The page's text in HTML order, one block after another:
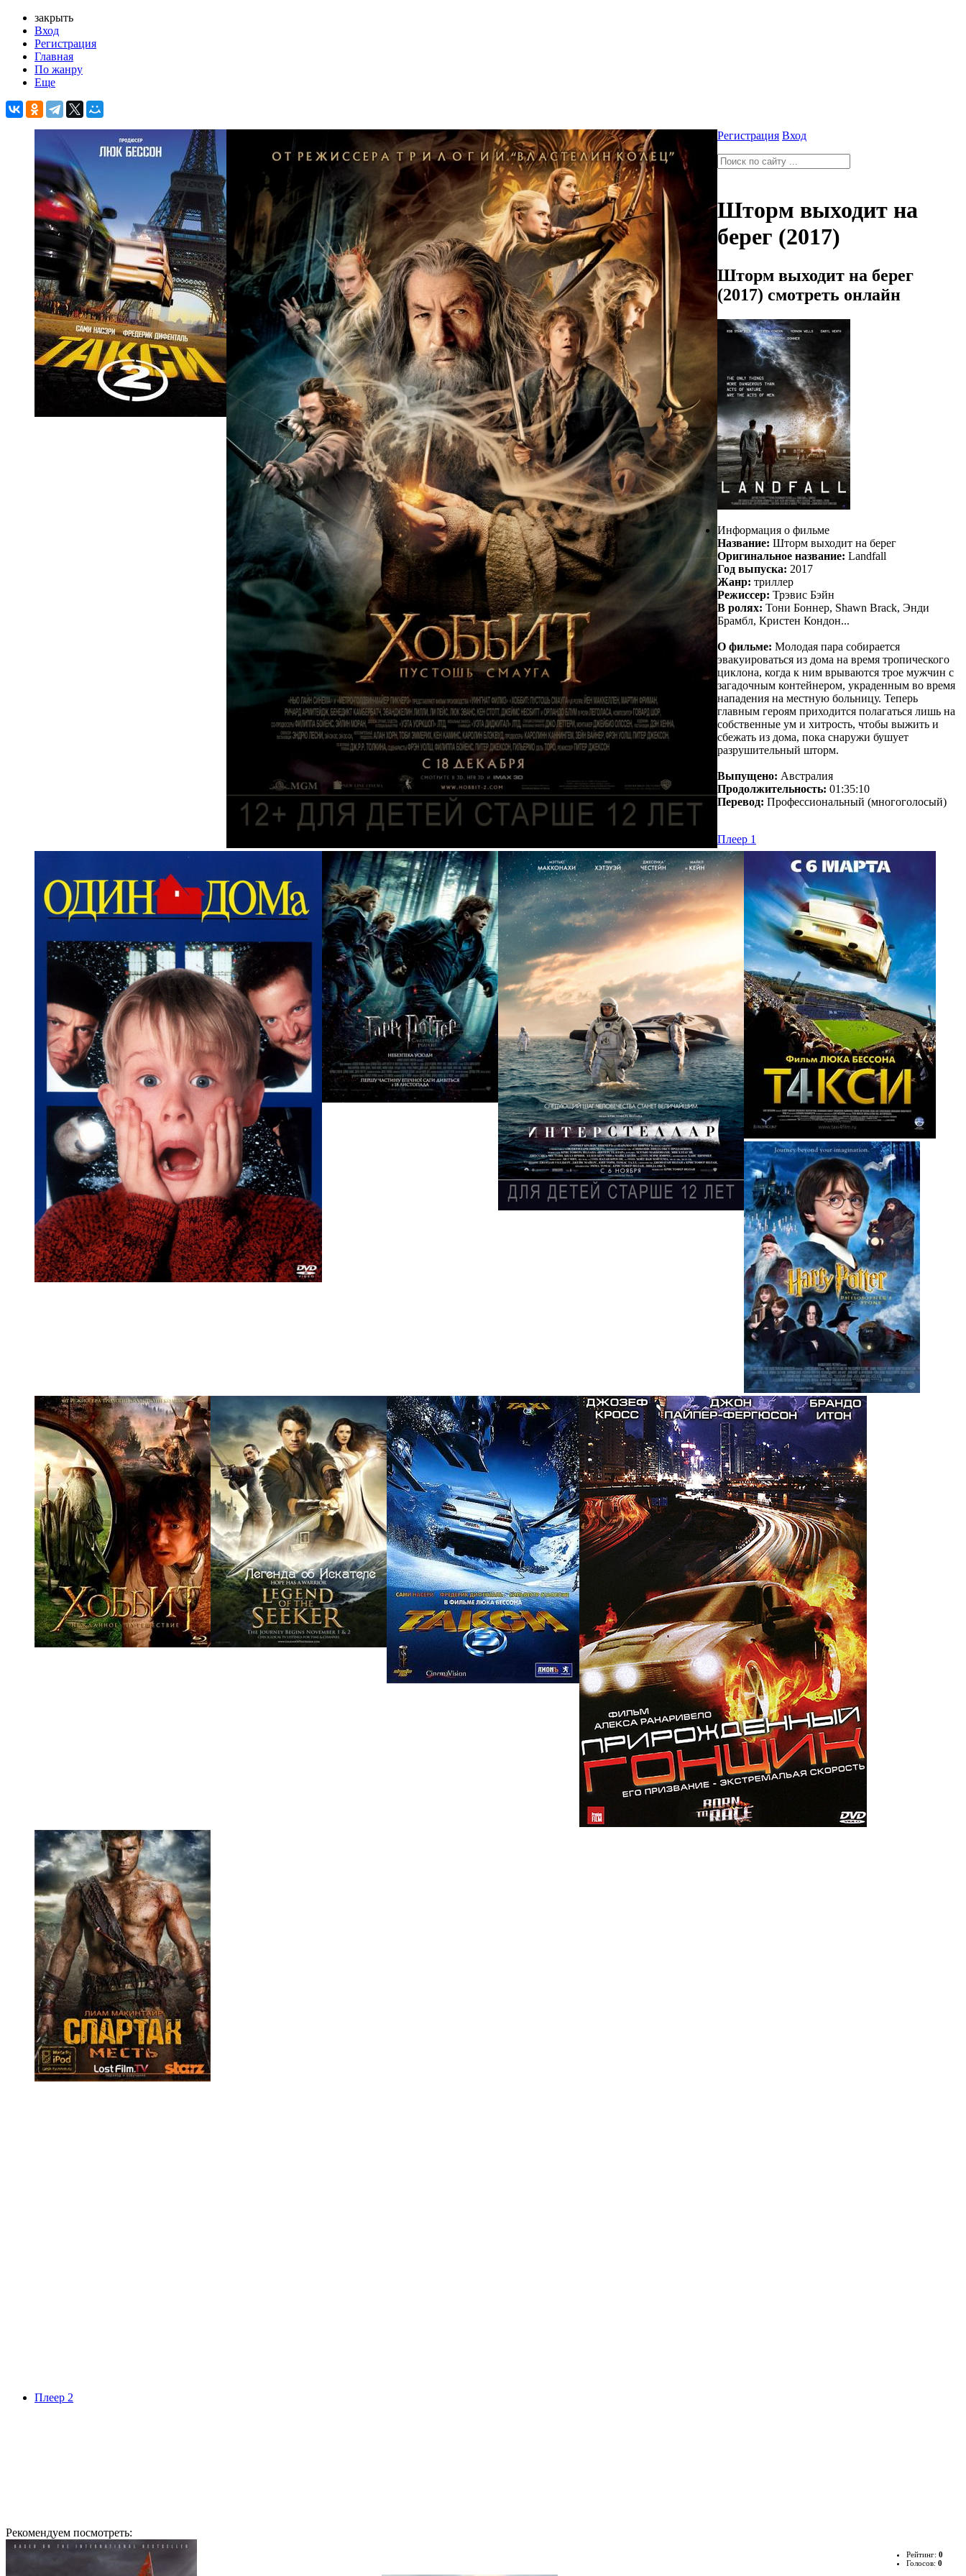
закрыть
Вход
Регистрация
Главная
По жанру
Еще
Регистрация Вход
Шторм выходит на
берег (2017)
Шторм выходит на берег
(2017) смотреть онлайн
Информация о фильме
Название: Шторм выходит на берег
Оригинальное название: Landfall
Год выпуска: 2017
Жанр: триллер
Режиссер: Трэвис Бэйн
В ролях: Тони Боннер, Shawn Brack, Энди
Брамбл, Кристен Кондон...
О фильме: Молодая пара собирается
эвакуироваться из дома на время тропического
циклона, когда к ним врываются трое мужчин с
загадочным контейнером, украденным во время
нападения на местную больницу. Теперь
главным героям приходится полагаться лишь на
собственные ум и хитрость, чтобы выжить и
сбежать из дома, пока снаружи бушует
разрушительный шторм.
Выпущено: Австралия
Продолжительность: 01:35:10
Перевод: Профессиональный (многоголосый)
Плеер 1
Плеер 2
Рекомендуем посмотреть:
Рейтинг: 0
Голосов: 0